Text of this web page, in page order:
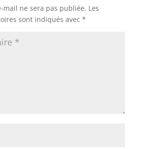
mail ne sera pas publiée. Les
sont indiqués avec *